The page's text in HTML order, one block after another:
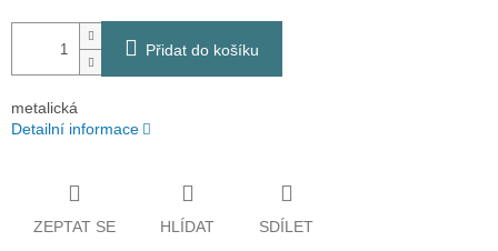
Přidat do košíku
metalická
Detailní informace
ZEPTAT SE HLÍDAT SDÍLET